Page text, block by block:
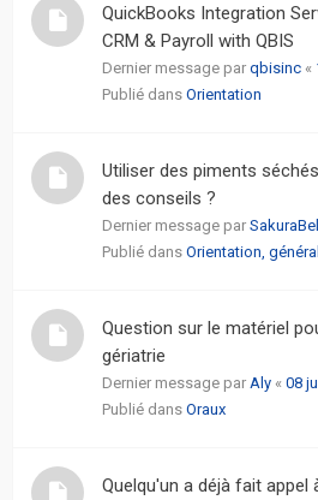
QuickBooks Integration
CRM & Payroll with QBIS
Dernier message par qbisinc «
Publié dans Orientation
Utiliser des piments
des conseils ?
Dernier message par
Publié dans Orientation,
Question sur le matériel
gériatrie
Dernier message par Aly « 08
Publié dans Oraux
Quelqu'un a déjà fait appel